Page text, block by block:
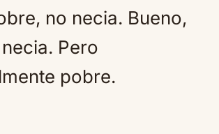
no necia. Bueno,
Pero
pobre.